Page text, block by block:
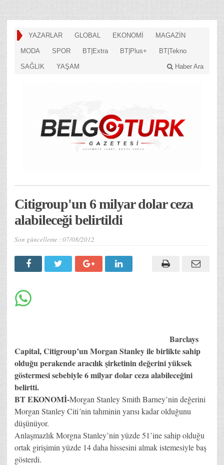
YAZARLAR GLOBAL EKONOMİ MAGAZİN
MODA SPOR BT|Extra BT|Plus+ BT|Tekno
SAĞLIK YAŞAM Haber Ara
Citigroup'un 6 milyar dolar ceza
alabileceği belirtildi
Son güncelleme :07/08/2012
Barclays
Capital, Citigroup’un Morgan Stanley ile birlikte sahip
olduğu perakende aracılık şirketinin değerini yüksek
göstermesi sebebiyle 6 milyar dolar ceza alabileceğini
belirtti.
BT EKONOMİ-Morgan Stanley Smith Barney’nin değerini
Morgan Stanley Citi´nin tahminin yarısı kadar olduğunu
düşünüyor.
Anlaşmazlık Morgna Stanley’nin yüzde 51’ine sahip olduğu
ortak girişimin yüzde 14 daha hissesini almak istemesiyle baş
gösterdi.